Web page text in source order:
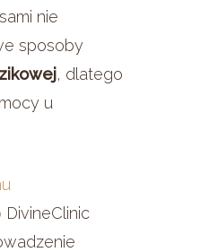
nie
sposoby
, dlatego
u
DivineClinic